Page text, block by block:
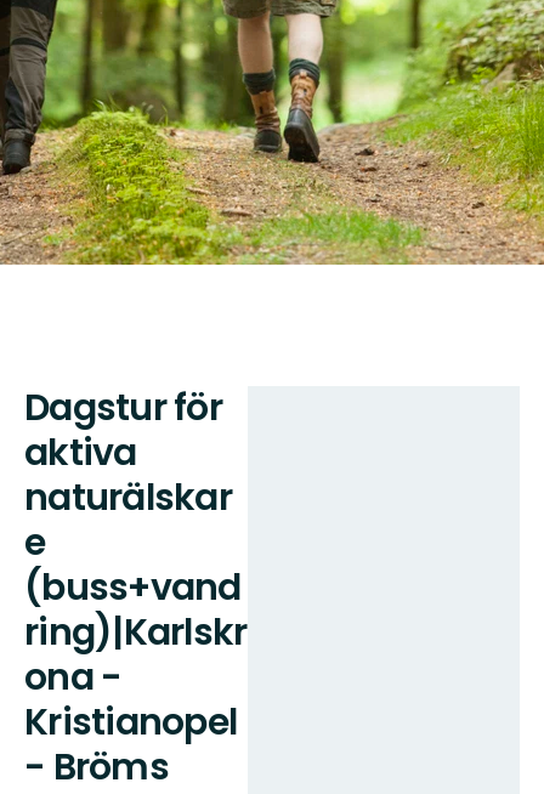
Dagstur för
aktiva
naturälskar
e
(buss+vand
ring)|Karlskr
ona -
Kristianopel
- Bröms